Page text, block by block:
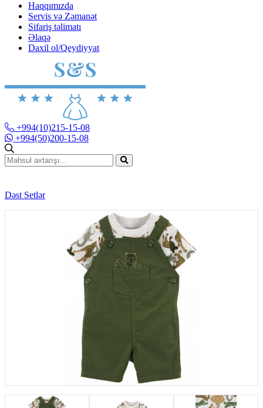
Haqqımızda
Servis və Zəmanət
Sifariş təlimatı
Əlaqə
Daxil ol/Qeydiyyat
+994(10)215-15-08
+994(50)200-15-08
Dəst Setlər